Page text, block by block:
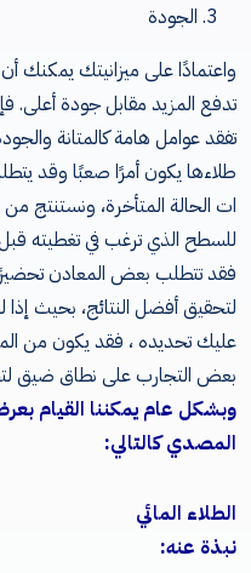
الجودة
واعتمادًا على ميزانيتك يمكنك
تدفع المزيد مقابل جودة أعلى.
تفقد عوامل هامة كالمتانة
طلاءها يكون أمرًا صعبًا وقد
ات الحالة المتأخرة، ونستنتج
للسطح الذي ترغب في تغطيته قبل
فقد تتطلب بعض المعادن تحضيرًا
لتحقيق أفضل النتائج، بحيث
عليك تحديده ، فقد يكون من
بعض التجارب على نطاق ضيق
وبشكل عام يمكننا القيام
المصدي كالتالي:
الطلاء المائي
نبذة عنه: